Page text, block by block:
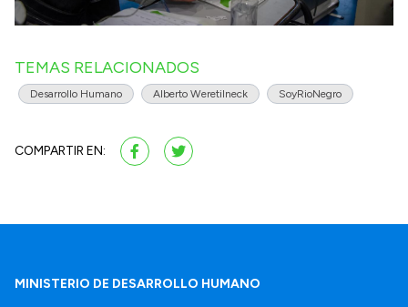
TEMAS RELACIONADOS
Desarrollo Humano Alberto Weretilneck SoyRioNegro
COMPARTIR EN:
MINISTERIO DE DESARROLLO HUMANO